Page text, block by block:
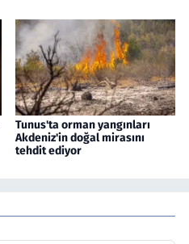
Tunus'ta orman yangınları
Akdeniz'in doğal mirasını
tehdit ediyor